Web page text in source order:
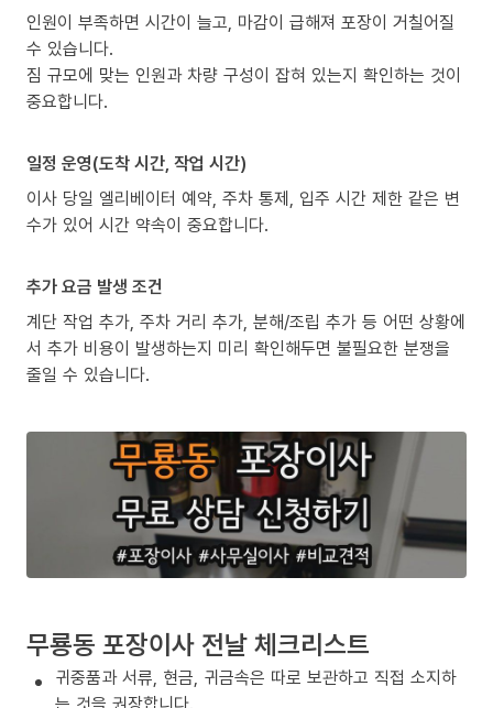
인원이 부족하면 시간이 늘고, 마감이 급해져 포장이 거칠어질
수 있습니다.
짐 규모에 맞는 인원과 차량 구성이 잡혀 있는지 확인하는 것이
중요합니다.
일정 운영(도착 시간, 작업 시간)
이사 당일 엘리베이터 예약, 주차 통제, 입주 시간 제한 같은 변
수가 있어 시간 약속이 중요합니다.
추가 요금 발생 조건
계단 작업 추가, 주차 거리 추가, 분해/조립 추가 등 어떤 상황에
서 추가 비용이 발생하는지 미리 확인해두면 불필요한 분쟁을
줄일 수 있습니다.
무룡동 포장이사 전날 체크리스트
귀중품과 서류, 현금, 귀금속은 따로 보관하고 직접 소지하